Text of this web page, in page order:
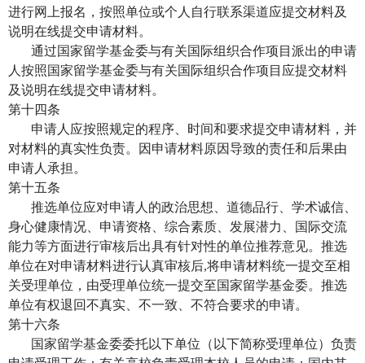
进行网上报名，按照单位或个人自行联系渠道应提交材料及
说明在线提交申请材料。
通过国家留学基金委与有关国际组织合作项目派出的申请
人按照国家留学基金委与有关国际组织合作项目应提交材料
及说明在线提交申请材料。
第十四条
申请人应按照规定的程序、时间和要求提交申请材料，并
对材料的真实性负责。因申请材料原因导致的责任和后果由
申请人承担。
第十五条
推选单位应对申请人的政治思想、道德品行、学术诚信、
身心健康情况、申请资格、综合素质、发展潜力、国际交流
能力等方面进行审核后出具有针对性的单位推荐意见。推选
单位在对申请材料进行认真审核后,将申请材料统一提交至相
关受理单位，由受理单位统一提交至国家留学基金委。推选
单位有权退回不真实、不一致、不符合要求的申请。
第十六条
国家留学基金委委托以下单位（以下简称受理单位）负责